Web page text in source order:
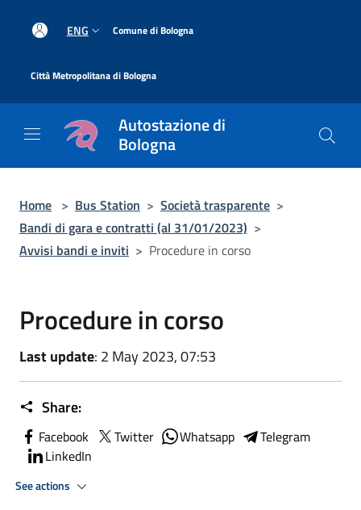
ENG Comune di Bologna
Città Metropolitana di Bologna
Autostazione di
Bologna
Home > Bus Station > Società trasparente >
Bandi di gara e contratti (al 31/01/2023) >
Avvisi bandi e inviti > Procedure in corso
Procedure in corso
Last update: 2 May 2023, 07:53
Share:
Facebook Twitter Whatsapp
Telegram
LinkedIn
See actions